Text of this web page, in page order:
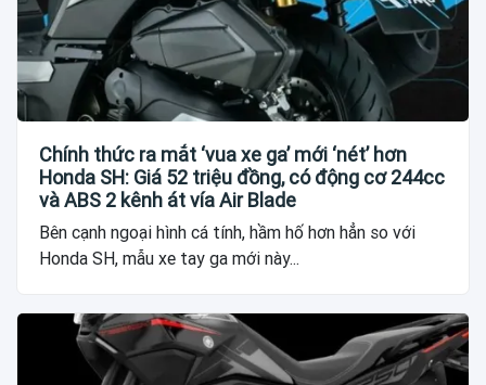
Chính thức ra mắt ‘vua xe ga’ mới ‘nét’ hơn
Honda SH: Giá 52 triệu đồng, có động cơ 244cc
và ABS 2 kênh át vía Air Blade
Bên cạnh ngoại hình cá tính, hầm hố hơn hẳn so với
Honda SH, mẫu xe tay ga mới này...